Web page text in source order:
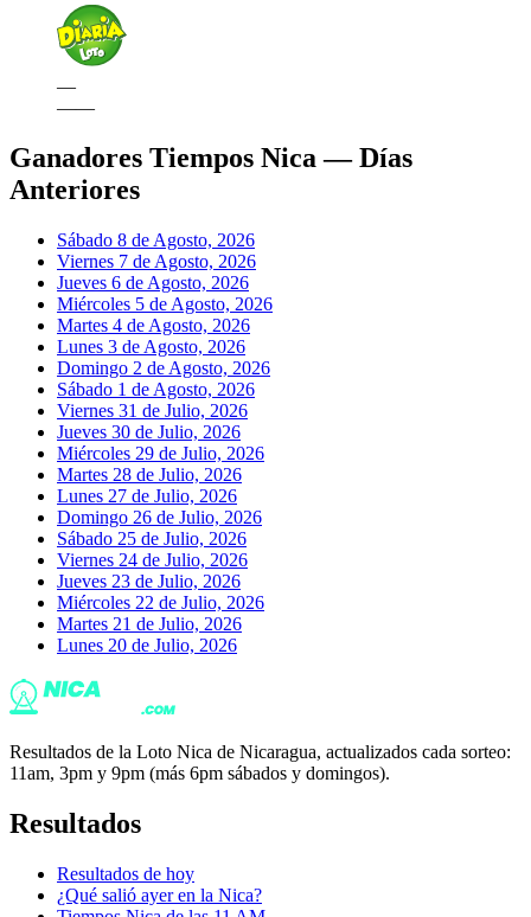
—
——
Ganadores Tiempos Nica — Días
Anteriores
Sábado 8 de Agosto, 2026
Viernes 7 de Agosto, 2026
Jueves 6 de Agosto, 2026
Miércoles 5 de Agosto, 2026
Martes 4 de Agosto, 2026
Lunes 3 de Agosto, 2026
Domingo 2 de Agosto, 2026
Sábado 1 de Agosto, 2026
Viernes 31 de Julio, 2026
Jueves 30 de Julio, 2026
Miércoles 29 de Julio, 2026
Martes 28 de Julio, 2026
Lunes 27 de Julio, 2026
Domingo 26 de Julio, 2026
Sábado 25 de Julio, 2026
Viernes 24 de Julio, 2026
Jueves 23 de Julio, 2026
Miércoles 22 de Julio, 2026
Martes 21 de Julio, 2026
Lunes 20 de Julio, 2026
Resultados de la Loto Nica de Nicaragua, actualizados cada sorteo:
11am, 3pm y 9pm (más 6pm sábados y domingos).
Resultados
Resultados de hoy
¿Qué salió ayer en la Nica?